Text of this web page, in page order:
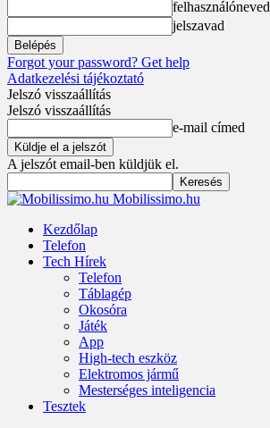
felhasználóneved
jelszavad
Forgot your password? Get help
Adatkezelési tájékoztató
Jelszó visszaállítás
Jelszó visszaállítás
e-mail címed
A jelszót email-ben küldjük el.
Mobilissimo.hu
Kezdőlap
Telefon
Tech Hírek
Telefon
Táblagép
Okosóra
Játék
App
High-tech eszköz
Elektromos jármű
Mesterséges inteligencia
Tesztek